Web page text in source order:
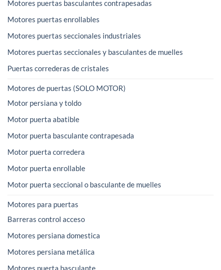
Motores puertas basculantes contrapesadas
Motores puertas enrollables
Motores puertas seccionales industriales
Motores puertas seccionales y basculantes de muelles
Puertas correderas de cristales
Motores de puertas (SOLO MOTOR)
Motor persiana y toldo
Motor puerta abatible
Motor puerta basculante contrapesada
Motor puerta corredera
Motor puerta enrollable
Motor puerta seccional o basculante de muelles
Motores para puertas
Barreras control acceso
Motores persiana domestica
Motores persiana metálica
Motores puerta basculante